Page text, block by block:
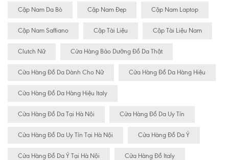
Cặp Nam Da Bò Cặp Nam Đẹp Cặp Nam Laptop
Cặp Nam Saffiano Cặp Tài Liệu Cặp Tài Liệu Nam
Clutch Nữ Cửa Hàng Bảo Dưỡng Đồ Da Thật
Cửa Hàng Đồ Da Dành Cho Nữ Cửa Hàng Đồ Da Hàng Hiệu
Cửa Hàng Đồ Da Hàng Hiệu Italy
Cửa Hàng Đồ Da Tại Hà Nội Cửa Hàng Đồ Da Uy Tín
Cửa Hàng Đồ Da Uy Tín Tại Hà Nội Cửa Hàng Đồ Da Ý
Cửa Hàng Đồ Da Ý Tại Hà Nội Cửa Hàng Đồ Italy